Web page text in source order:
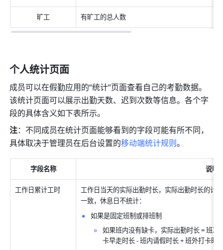
旷工 有旷工的总人数
个人统计页面
成员可以在假勤应用的“统计”页面查看自己的考勤数据。
该统计页面可以展示出勤天数、迟到次数等信息。各个字
段的具体含义如下表所示。
注：不同成员在统计页面能够看到的字段可能有所不同，
具体取决于管理员在后台设置的移动端统计规则。
字段名称 说明
工作日累计工时
工作日当天的实际出勤时长，实际出勤时长的计
一致，休息日不统计：
如果是固定班制或排班制
如果班内没有缺卡，实际出勤时长 = 班次
卡早走时长 - 班内请假时长 + 班外打卡时